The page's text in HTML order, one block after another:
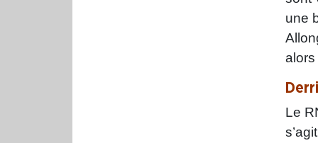
une
alors
Le